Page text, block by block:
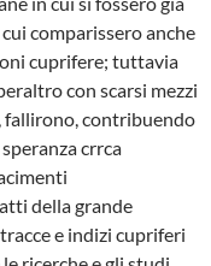
comparissero anche
cuprifere; tuttavia
con scarsi mezzi
fallirono, con­tribuendo
crrca
della grande
e indi­zi cupriferi